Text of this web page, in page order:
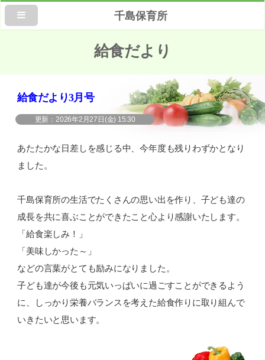
千島保育所
給食だより
給食だより3月号
2026年2月27日(金) 15:30
あたたかな日差しを感じる中、今年度も残りわずかとなり
ました。
千島保育所の生活でたくさんの思い出を作り、子ども達の
成長を共に喜ぶことができたこと心より感謝いたします。
「給食楽しみ！」
「美味しかった～」
などの言葉がとても励みになりました。
子ども達が今後も元気いっぱいに過ごすことができるよう
に、しっかり栄養バランスを考えた給食作りに取り組んで
いきたいと思います。